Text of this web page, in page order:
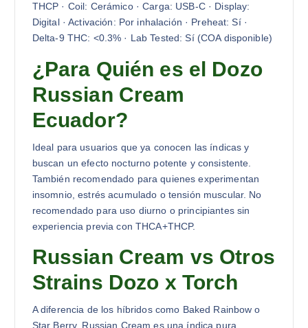
THCP · Coil: Cerámico · Carga: USB-C · Display:
Digital · Activación: Por inhalación · Preheat: Sí ·
Delta-9 THC: <0.3% · Lab Tested: Sí (COA disponible)
¿Para Quién es el Dozo
Russian Cream
Ecuador?
Ideal para usuarios que ya conocen las índicas y
buscan un efecto nocturno potente y consistente.
También recomendado para quienes experimentan
insomnio, estrés acumulado o tensión muscular. No
recomendado para uso diurno o principiantes sin
experiencia previa con THCA+THCP.
Russian Cream vs Otros
Strains Dozo x Torch
A diferencia de los híbridos como Baked Rainbow o
Star Berry, Russian Cream es una índica pura